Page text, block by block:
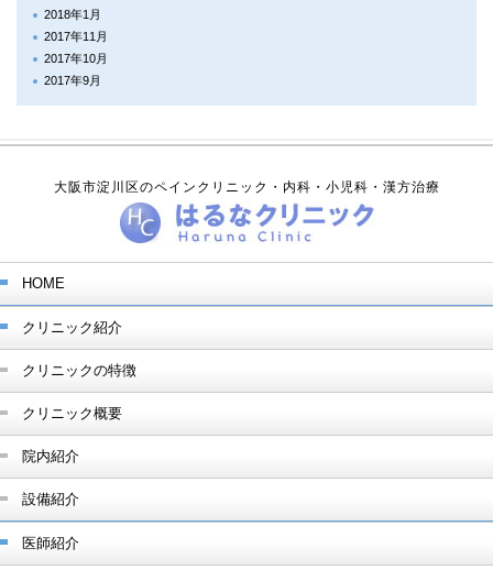
2018年1月
2017年11月
2017年10月
2017年9月
大阪市淀川区のペインクリニック・内科・小児科・漢方治療
HOME
クリニック紹介
クリニックの特徴
クリニック概要
院内紹介
設備紹介
医師紹介